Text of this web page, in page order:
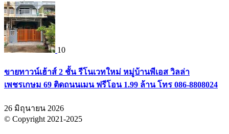
10
ขายทาวน์เฮ้าส์ 2 ชั้น รีโนเวทใหม่ หมู่บ้านพีเอส วิลล่า
เพชรเกษม 69 ติดถนนเมน ฟรีโอน 1.99 ล้าน โทร 086-8808024
26 มิถุนายน 2026
© Copyright 2021-2025